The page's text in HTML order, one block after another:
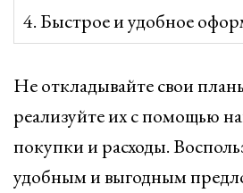
4. Быстрое и удобное
Не откладывайте свои
реализуйте их с помощью
покупки и расходы.
удобным и выгодным